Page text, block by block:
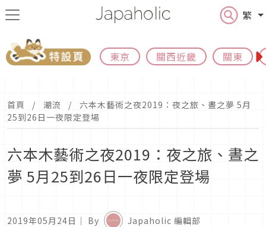
繁
東京 關西近畿 關東
首頁 潮流
六本木藝術之夜2019：夜之旅、晝之夢 5月
25到26日一夜限定登場
六本木藝術之夜2019：夜之旅、晝之
夢 5月25到26日一夜限定登場
2019年05月24日 ｜ By Japaholic 編輯部